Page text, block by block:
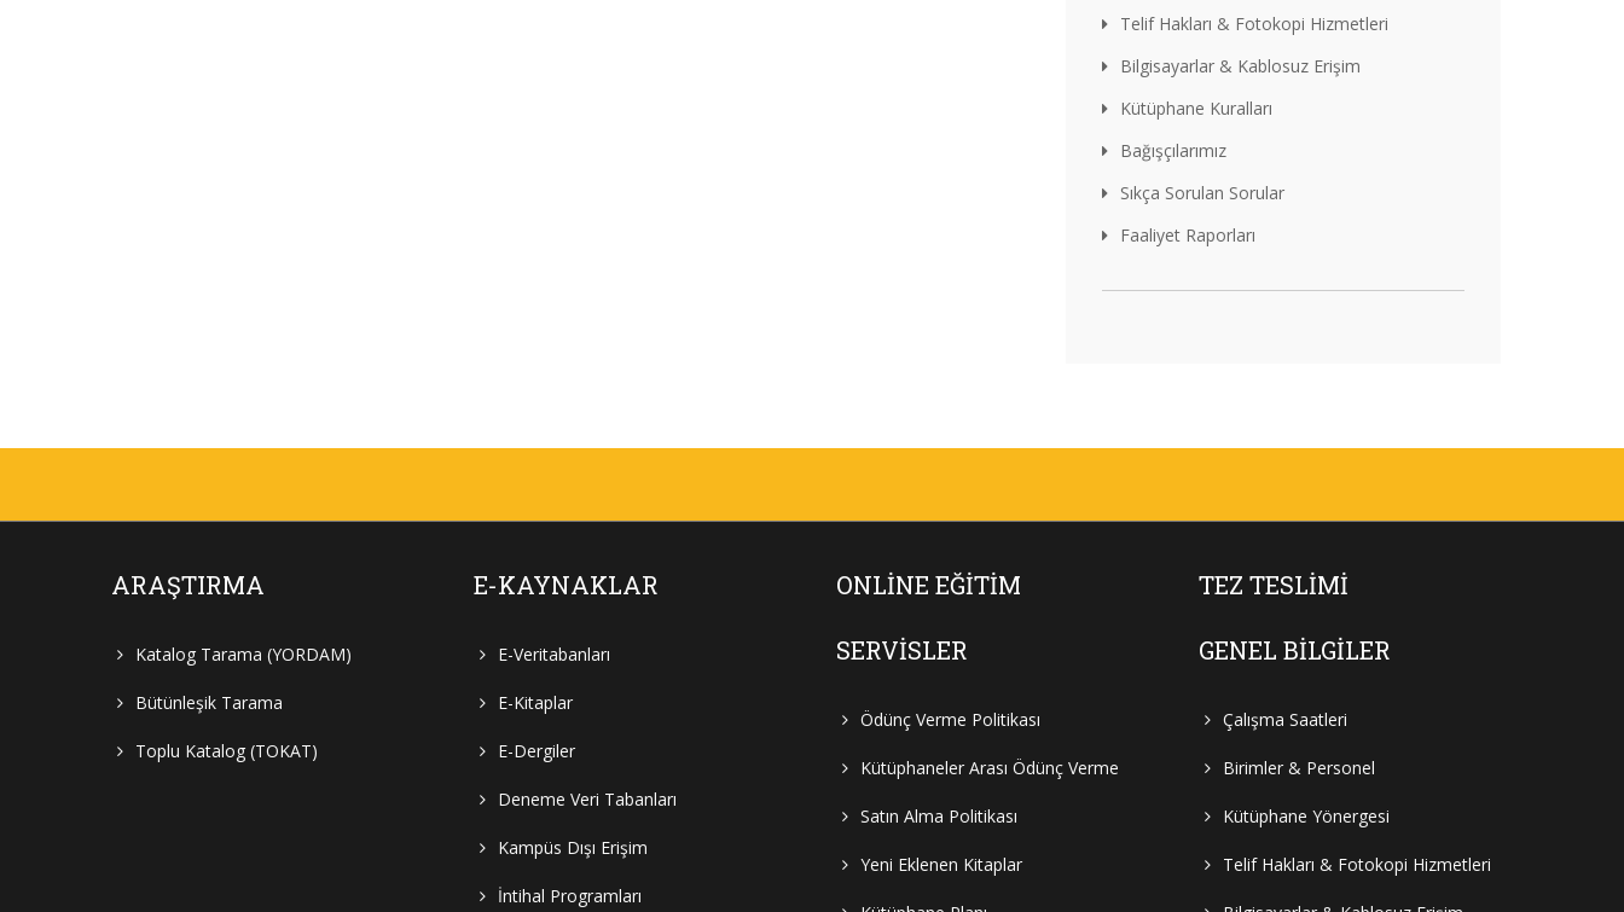
Telif Hakları & Fotokopi Hizmetleri
Bilgisayarlar & Kablosuz Erişim
Kütüphane Kuralları
Bağışçılarımız
Sıkça Sorulan Sorular
Faaliyet Raporları
ARAŞTIRMA
Katalog Tarama (YORDAM)
Bütünleşik Tarama
Toplu Katalog (TOKAT)
E-KAYNAKLAR
E-Veritabanları
E-Kitaplar
E-Dergiler
Deneme Veri Tabanları
Kampüs Dışı Erişim
İntihal Programları
ONLINE EĞITIM TEZ TESLIMI
SERVISLER
Ödünç Verme Politikası
Kütüphaneler Arası Ödünç Verme
Satın Alma Politikası
Yeni Eklenen Kitaplar
GENEL BILGILER
Çalışma Saatleri
Birimler & Personel
Kütüphane Yönergesi
Telif Hakları & Fotokopi Hizmetleri